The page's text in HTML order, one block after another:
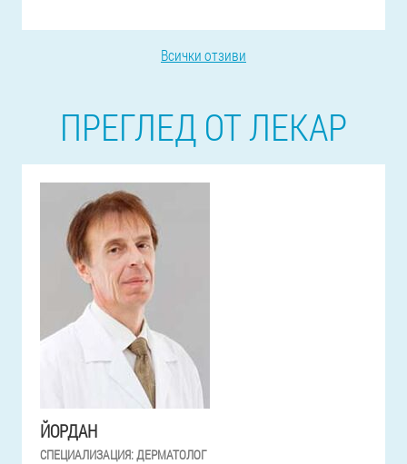
Всички отзиви
ПРЕГЛЕД ОТ ЛЕКАР
ЙОРДАН
СПЕЦИАЛИЗАЦИЯ:ДЕРМАТОЛОГ